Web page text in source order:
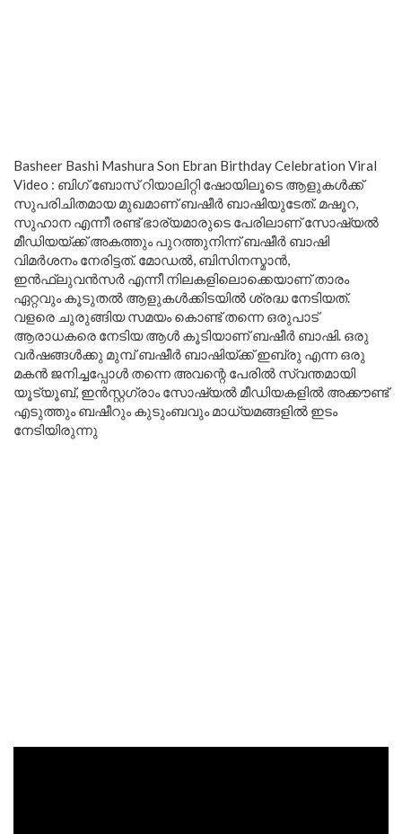
Basheer Bashi Mashura Son Ebran Birthday Celebration Viral
Video : ബിഗ് ബോസ് റിയാലിറ്റി ഷോയിലൂടെ ആളുകൾക്ക്
സുപരിചിതമായ മുഖമാണ് ബഷീർ ബാഷിയുടേത്. മഷൂറ,
സുഹാന എന്നീ രണ്ട് ഭാര്യമാരുടെ പേരിലാണ് സോഷ്യൽ
മീഡിയയ്ക്ക് അകത്തും പുറത്തുനിന്ന് ബഷീർ ബാഷി
വിമർശനം നേരിട്ടത്. മോഡൽ, ബിസിനസ്മാൻ,
ഇൻഫ്ലുവൻസർ എന്നീ നിലകളിലൊക്കെയാണ് താരം
ഏറ്റവും കൂടുതൽ ആളുകൾക്കിടയിൽ ശ്രദ്ധ നേടിയത്.
വളരെ ചുരുങ്ങിയ സമയം കൊണ്ട് തന്നെ ഒരുപാട്
ആരാധകരെ നേടിയ ആൾ കൂടിയാണ് ബഷീർ ബാഷി. ഒരു
വർഷങ്ങൾക്കു മുമ്പ് ബഷീർ ബാഷിയ്ക്ക് ഇബ്രു എന്ന ഒരു
മകൻ ജനിച്ചപ്പോൾ തന്നെ അവന്റെ പേരിൽ സ്വന്തമായി
യൂട്യൂബ്, ഇൻസ്റ്റഗ്രാം സോഷ്യൽ മീഡിയകളിൽ അക്കൗണ്ട്
എടുത്തും ബഷീറും കുടുംബവും മാധ്യമങ്ങളിൽ ഇടം
നേടിയിരുന്നു